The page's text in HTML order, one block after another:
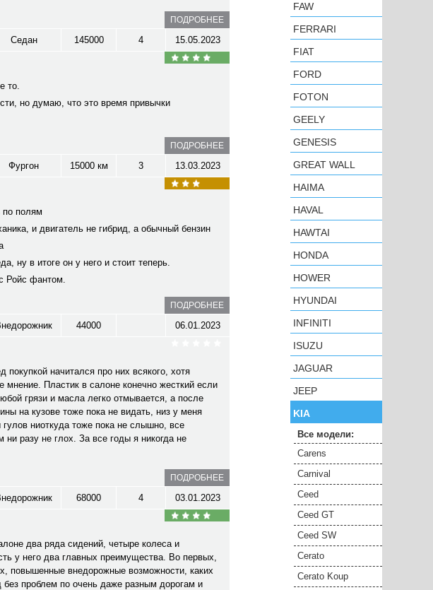
ПОДРОБНЕЕ
Седан 145000 4 15.05.2023
то.
но думаю, что это время привычки
ПОДРОБНЕЕ
Фургон 15000 км 3 13.03.2023
по полям
и двигатель не гибрид, а обычный бензин
ну в итоге он у него и стоит теперь.
Ройс фантом.
ПОДРОБНЕЕ
44000 06.01.2023
начитался про них всякого, хотя
Пластик в салоне конечно жесткий если
грязи и масла легко отмывается, а после
на кузове тоже пока не видать, низ у меня
ниоткуда тоже пока не слышно, все
ни разу не глох. За все годы я никогда не
ПОДРОБНЕЕ
68000 4 03.01.2023
два ряда сидений, четыре колеса и
у него два главных преимущества. Во первых,
повышенные внедорожные возможности, каких
проблем по очень даже разным дорогам и
FAW
FERRARI
FIAT
FORD
FOTON
GEELY
GENESIS
GREAT WALL
HAIMA
HAVAL
HAWTAI
HONDA
HOWER
HYUNDAI
INFINITI
ISUZU
JAGUAR
JEEP
KIA
Все модели:
Carens
Carnival
Ceed
Ceed GT
Ceed SW
Cerato
Cerato Koup